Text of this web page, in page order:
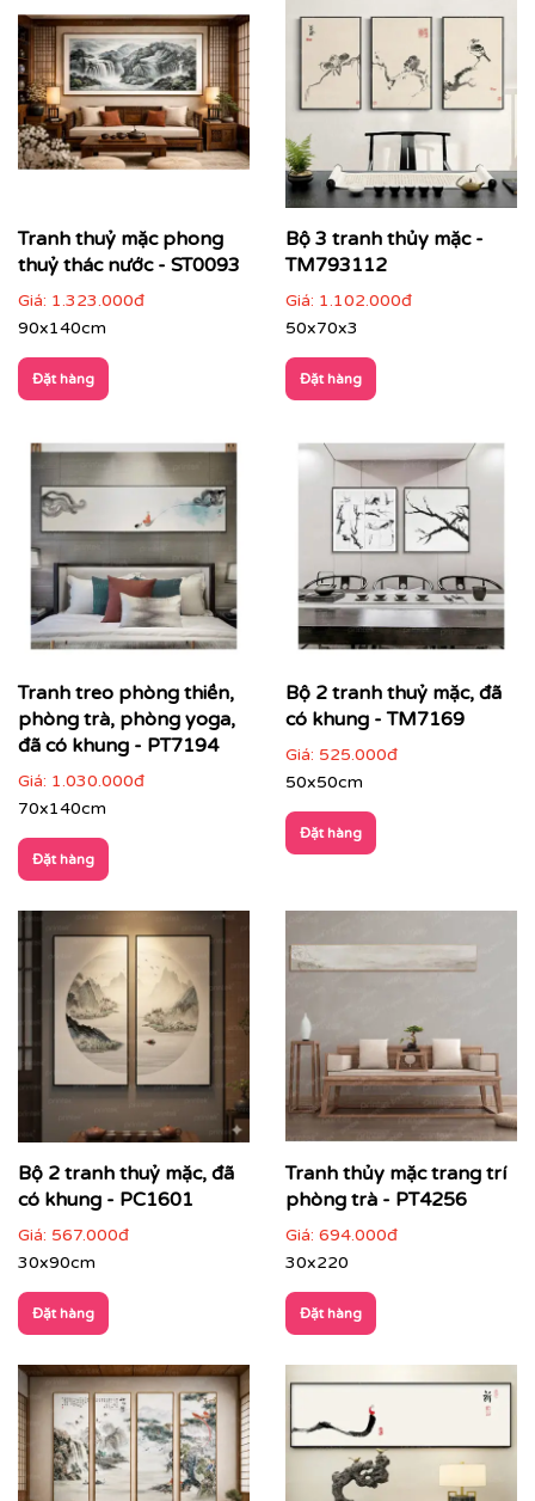
Điểm đặc trưng của tranh thủy mặc
Bút pháp phóng khoáng, tinh giản: ít màu sắc
nhưng giàu chiều sâu nghệ thuật
Bố cục giàu khoảng trống: tạo cảm giác thoáng
đãng, mở rộng không gian
Hình ảnh mang tính biểu trưng: núi non, sông
thiên nhiên
Cách phối tranh thủy mặc với nội thất & không gian
Tranh thủy mặc đặc biệt phù hợp với những không
gian đề cao sự tĩnh tại:
Phòng khách phong cách Á Đông hoặc
Tranh thuỷ mặc phong
thuỷ thác nước - ST0093
Giá: 1.323.000đ
90x140cm
Đặt hàng
Bộ 3 tranh thủy mặc -
TM793112
Giá: 1.102.000đ
50x70x3
Đặt hàng
Tranh treo phòng thiền,
phòng trà, phòng yoga,
đã có khung - PT7194
Giá: 1.030.000đ
70x140cm
Đặt hàng
Bộ 2 tranh thuỷ mặc, đã
có khung - TM7169
Giá: 525.000đ
50x50cm
Đặt hàng
Bộ 2 tranh thuỷ mặc, đã
có khung - PC1601
Giá: 567.000đ
30x90cm
Đặt hàng
Tranh thủy mặc trang trí
phòng trà - PT4256
Giá: 694.000đ
30x220
Đặt hàng